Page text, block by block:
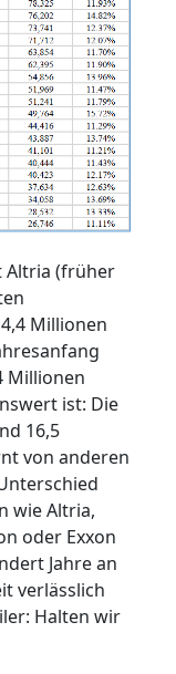
Altria (früher
Millionen
Millionen
ist: Die
16,5
von anderen
wie Altria,
oder Exxon
Jahre an
verlässlich
Halten wir